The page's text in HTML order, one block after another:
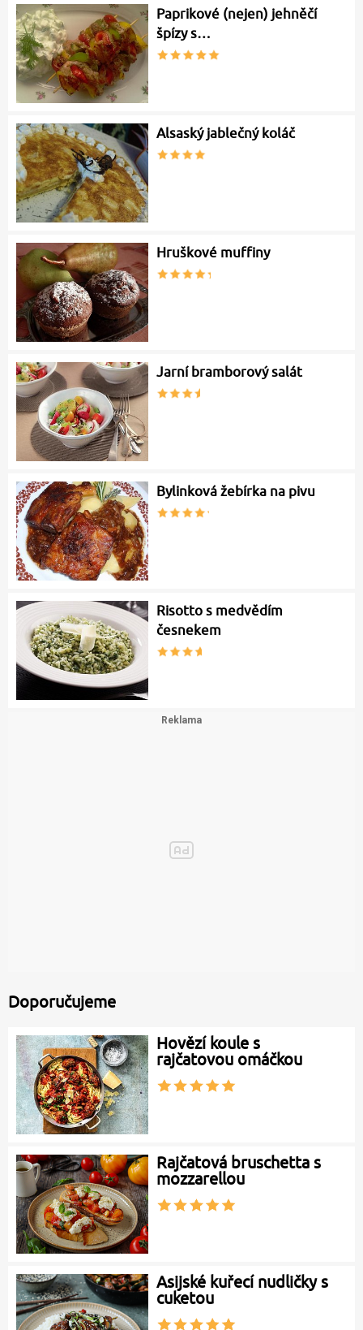
Paprikové (nejen) jehněčí
špízy s…
Alsaský jablečný koláč
Hruškové muffiny
Jarní bramborový salát
Bylinková žebírka na pivu
Risotto s medvědím
česnekem
Doporučujeme
Hovězí koule s
rajčatovou omáčkou
Rajčatová bruschetta s
mozzarellou
Asijské kuřecí nudličky s
cuketou